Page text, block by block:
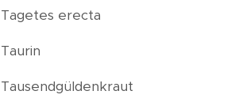
Tagetes erecta
Taurin
Tausendgüldenkraut